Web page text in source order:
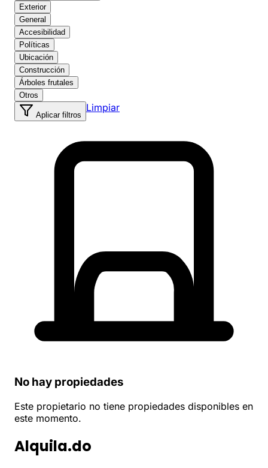
Exterior
General
Accesibilidad
Políticas
Ubicación
Construcción
Árboles frutales
Otros
Aplicar filtros
Limpiar
No hay propiedades
Este propietario no tiene propiedades disponibles en
este momento.
Alquila.do